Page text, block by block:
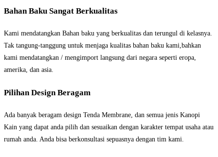
Bahan Baku Sangat Berkualitas
Kami mendatangkan Bahan baku yang berkualitas dan terungul di kelasnya.
Tak tangung-tanggung untuk menjaga kualitas bahan baku kami,bahkan
kami mendatangkan / mengimport langsung dari negara seperti eropa,
amerika, dan asia.
Pilihan Design Beragam
Ada banyak beragam design Tenda Membrane, dan semua jenis Kanopi
Kain yang dapat anda pilih dan sesuaikan dengan karakter tempat usaha atau
rumah anda. Anda bisa berkonsultasi sepuasnya dengan tim kami.